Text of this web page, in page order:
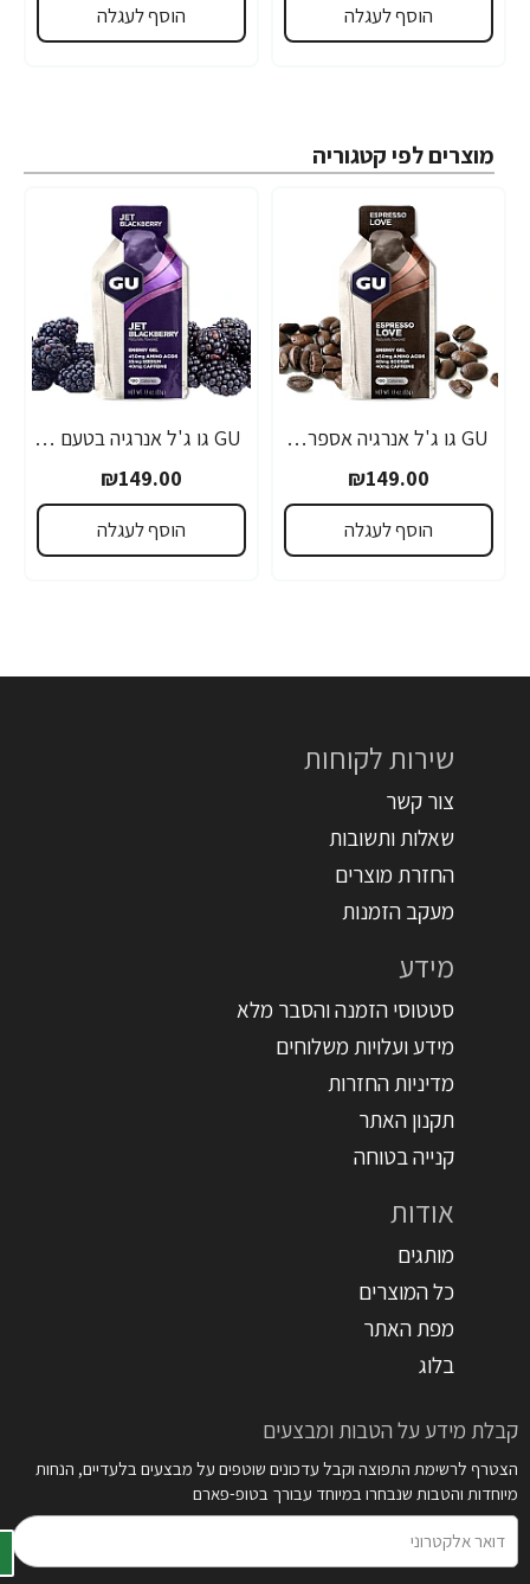
הוסף לעגלה הוסף לעגלה
מוצרים לפי קטגוריה
GU גו ג'ל אנרגיה אספרסו 32 גרם - 24 יחידות
₪149.00
הוסף לעגלה
GU גו ג'ל אנרגיה בטעם פטל שחור 32 גרם - 24 יחידות
₪149.00
הוסף לעגלה
שירות לקוחות
צור קשר
שאלות ותשובות
החזרת מוצרים
מעקב הזמנות
מידע
סטטוסי הזמנה והסבר מלא
מידע ועלויות משלוחים
מדיניות החזרות
תקנון האתר
קנייה בטוחה
אודות
מותגים
כל המוצרים
מפת האתר
בלוג
קבלת מידע על הטבות ומבצעים
הצטרף לרשימת התפוצה וקבל עדכונים שוטפים על מבצעים בלעדיים, הנחות
מיוחדות והטבות שנבחרו במיוחד עבורך בטופ-פארם
אלקטרוני